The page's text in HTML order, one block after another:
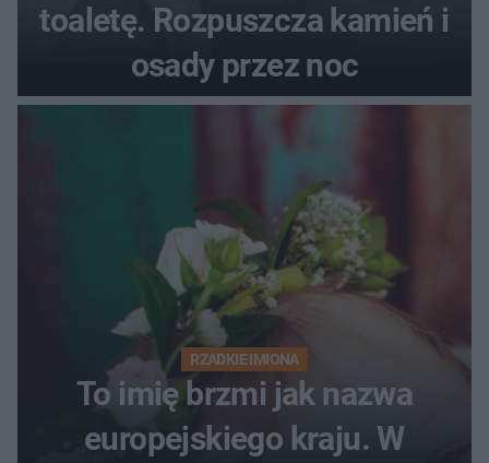
toaletę. Rozpuszcza kamień i
osady przez noc
RZADKIE IMIONA
To imię brzmi jak nazwa
europejskiego kraju. W